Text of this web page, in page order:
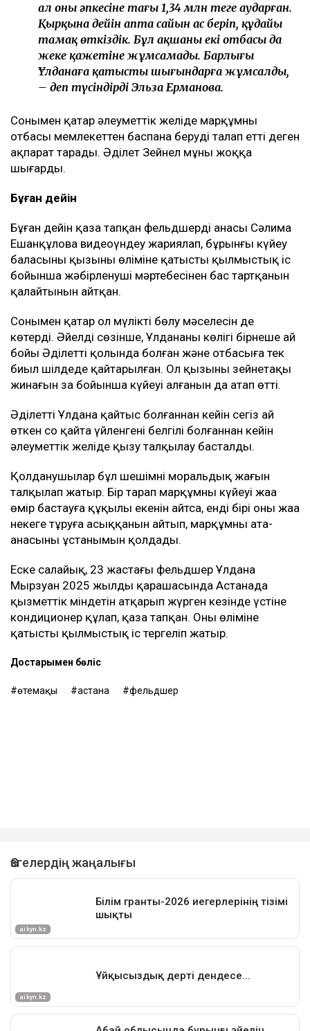
ал оның әпкесіне тағы 1,34 млн теңге аударған.
Қырқына дейін апта сайын ас беріп, құдайы
тамақ өткіздік. Бұл ақшаны екі отбасы да
жеке қажетіне жұмсамады. Барлығы
Ұлданаға қатысты шығындарға жұмсалды,
– деп түсіндірді Эльза Ерманова.
Сонымен қатар әлеуметтік желіде марқұмның
отбасы мемлекеттен баспана беруді талап етті деген
ақпарат тарады. Әділет Зейнел мұны жоққа
шығарды.
Бұған дейін
Бұған дейін қаза тапқан фельдшердің анасы Сәлима
Ешанқұлова видеоүндеу жариялап, бұрынғы күйеу
баласының қызының өліміне қатысты қылмыстық іс
бойынша жәбірленуші мәртебесінен бас тартқанын
қалайтынын айтқан.
Сонымен қатар ол мүлікті бөлу мәселесін де
көтерді. Әйелдің сөзінше, Ұлдананың көлігі бірнеше ай
бойы Әділеттің қолында болған және отбасыға тек
биыл шілдеде қайтарылған. Ол қызының зейнетақы
жинағын заң бойынша күйеуі алғанын да атап өтті.
Әділеттің Ұлдана қайтыс болғаннан кейін сегіз ай
өткен соң қайта үйленгені белгілі болғаннан кейін
әлеуметтік желіде қызу талқылау басталды.
Қолданушылар бұл шешімнің моральдық жағын
талқылап жатыр. Бір тарап марқұмның күйеуі жаңа
өмір бастауға құқылы екенін айтса, енді бірі оның жаңа
некеге тұруға асыққанын айтып, марқұмның ата-
анасының ұстанымын қолдады.
Еске салайық, 23 жастағы фельдшер Ұлдана
Мырзуан 2025 жылдың қарашасында Астанада
қызметтік міндетін атқарып жүрген кезінде үстіне
кондиционер құлап, қаза тапқан. Оның өліміне
қатысты қылмыстық іс тергеліп жатыр.
Достарыңмен бөліс
өтемақы астана фельдшер